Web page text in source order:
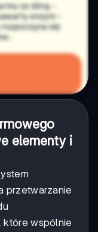
elementy i
przetwarzanie
które wspólnie